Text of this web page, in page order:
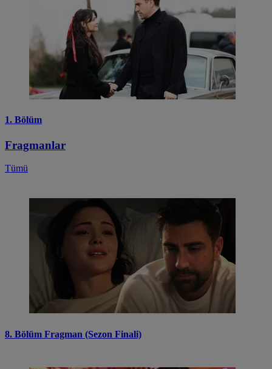
1. Bölüm
Fragmanlar
Tümü
8. Bölüm Fragman (Sezon Finali)